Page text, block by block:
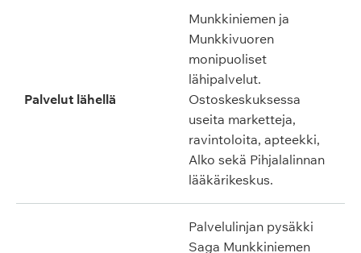
Palvelut lähellä
Munkkiniemen ja
Munkkivuoren
monipuoliset
lähipalvelut.
Ostoskeskuksessa
useita marketteja,
ravintoloita, apteekki,
Alko sekä Pihjalalinnan
lääkärikeskus.
Palvelulinjan pysäkki
Saga Munkkiniemen